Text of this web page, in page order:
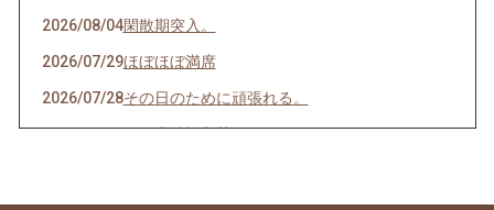
2026/08/04閑散期突入。
2026/07/29ほぼほぼ満席
2026/07/28その日のために頑張れる。
2026/07/27天然岩牡蠣入荷